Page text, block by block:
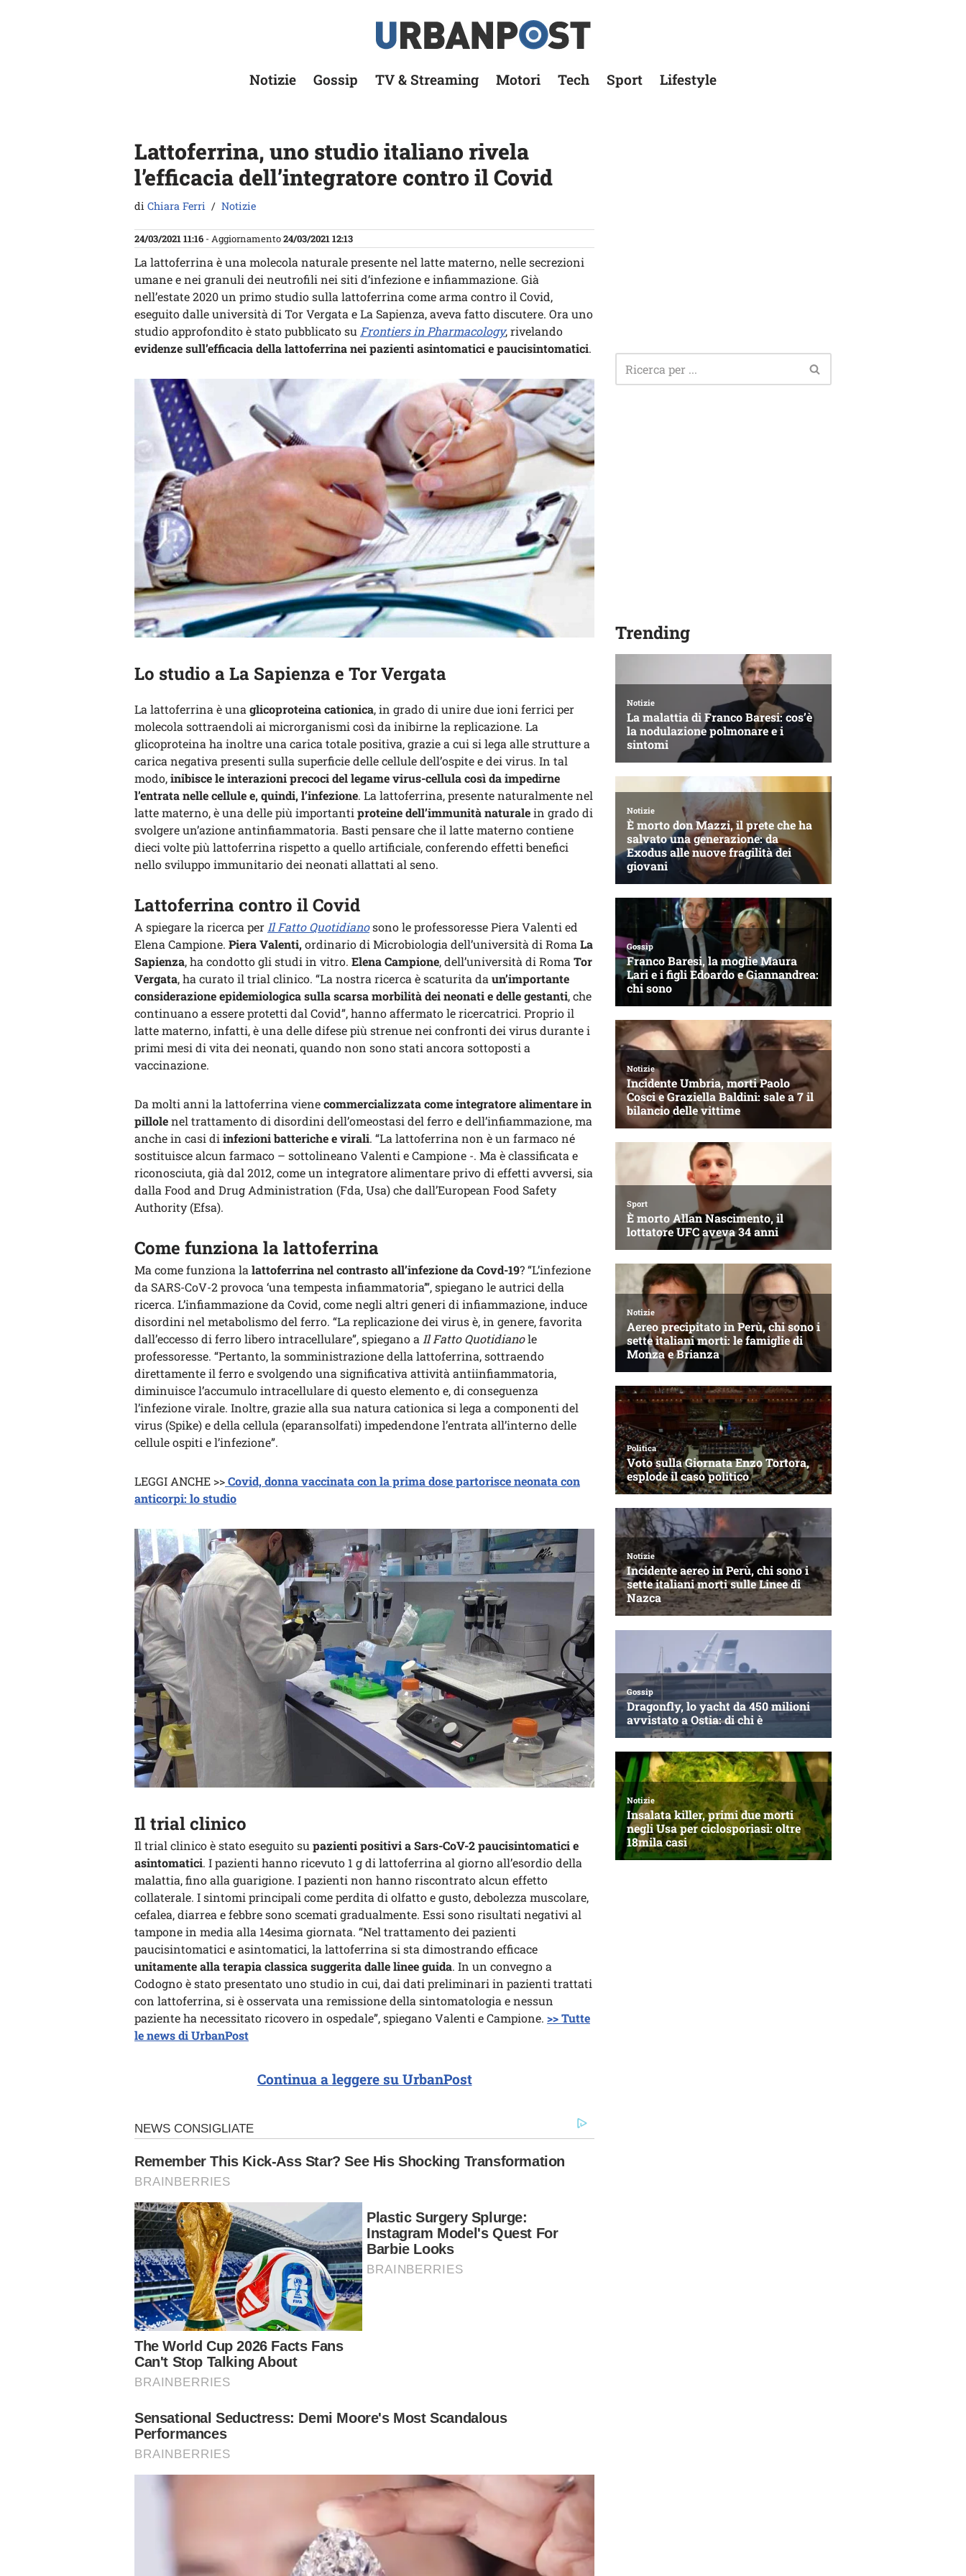
Notizie Gossip TV & Streaming Motori Tech Sport Lifestyle
Lattoferrina, uno studio italiano rivela
l’efficacia dell’integratore contro il Covid
di Chiara Ferri Notizie
24/03/2021 11:16 - Aggiornamento24/03/2021 12:13
La lattoferrina è una molecola naturale presente nel latte materno, nelle secrezioni
umane e nei granuli dei neutrofili nei siti d’infezione e infiammazione. Già
nell’estate 2020 un primo studio sulla lattoferrina come arma contro il Covid,
eseguito dalle università di Tor Vergata e La Sapienza, aveva fatto discutere. Ora uno
studio approfondito è stato pubblicato su Frontiers in Pharmacology, rivelando
evidenze sull’efficacia della lattoferrina nei pazienti asintomatici e paucisintomatici.
Lo studio a La Sapienza e Tor Vergata
La lattoferrina è una glicoproteina cationica, in grado di unire due ioni ferrici per
molecola sottraendoli ai microrganismi così da inibirne la replicazione. La
glicoproteina ha inoltre una carica totale positiva, grazie a cui si lega alle strutture a
carica negativa presenti sulla superficie delle cellule dell’ospite e dei virus. In tal
modo,inibisce le interazioni precoci del legame virus-cellula così da impedirne
l’entrata nelle cellule e, quindi, l’infezione. La lattoferrina, presente naturalmente nel
latte materno, è una delle più importanti proteine dell’immunità naturalein grado di
svolgere un’azione antinfiammatoria. Basti pensare che il latte materno contiene
dieci volte più lattoferrina rispetto a quello artificiale, conferendo effetti benefici
nello sviluppo immunitario dei neonati allattati al seno.
Lattoferrina contro il Covid
A spiegare la ricerca per Il Fatto Quotidianosono le professoresse Piera Valenti ed
Elena Campione. Piera Valenti,ordinario di Microbiologia dell’università di Roma La
Sapienza, ha condotto gli studi in vitro. Elena Campione, dell’università di Roma Tor
Vergata, ha curato il trial clinico. “La nostra ricerca è scaturita da un’importante
considerazione epidemiologica sulla scarsa morbilità dei neonati e delle gestanti, che
continuano a essere protetti dal Covid”, hanno affermato le ricercatrici. Proprio il
latte materno, infatti, è una delle difese più strenue nei confronti dei virus durante i
primi mesi di vita dei neonati, quando non sono stati ancora sottoposti a
vaccinazione.
Da molti anni la lattoferrina vienecommercializzata come integratore alimentare in
pillolenel trattamento di disordini dell’omeostasi del ferro e dell’infiammazione, ma
anche in casi di infezioni batteriche e virali. “La lattoferrina non è un farmaco né
sostituisce alcun farmaco – sottolineano Valenti e Campione -. Ma è classificata e
riconosciuta, già dal 2012, come un integratore alimentare privo di effetti avversi, sia
dalla Food and Drug Administration (Fda, Usa) che dall’European Food Safety
Authority (Efsa).
Come funziona la lattoferrina
Ma come funziona la lattoferrina nel contrasto all’infezione da Covd-19? “L’infezione
da SARS-CoV-2 provoca ‘una tempesta infiammatoria’”, spiegano le autrici della
ricerca. L’infiammazione da Covid, come negli altri generi di infiammazione, induce
disordini nel metabolismo del ferro. “La replicazione dei virus è, in genere, favorita
dall’eccesso di ferro libero intracellulare”, spiegano a Il Fatto Quotidianole
professoresse. “Pertanto, la somministrazione della lattoferrina, sottraendo
direttamente il ferro e svolgendo una significativa attività antiinfiammatoria,
diminuisce l’accumulo intracellulare di questo elemento e, di conseguenza
l’infezione virale. Inoltre, grazie alla sua natura cationica si lega a componenti del
virus (Spike) e della cellula (eparansolfati) impedendone l’entrata all’interno delle
cellule ospiti e l’infezione”.
LEGGI ANCHE >>Covid, donna vaccinata con la prima dose partorisce neonata con
anticorpi: lo studio
Il trial clinico
Il trial clinico è stato eseguito su pazienti positivi a Sars-CoV-2 paucisintomatici e
asintomatici. I pazienti hanno ricevuto 1 g di lattoferrina al giorno all’esordio della
malattia, fino alla guarigione. I pazienti non hanno riscontrato alcun effetto
collaterale. I sintomi principali come perdita di olfatto e gusto, debolezza muscolare,
cefalea, diarrea e febbre sono scemati gradualmente. Essi sono risultati negativi al
tampone in media alla 14esima giornata. “Nel trattamento dei pazienti
paucisintomatici e asintomatici, la lattoferrina si sta dimostrando efficace
unitamente alla terapia classica suggerita dalle linee guida. In un convegno a
Codogno è stato presentato uno studio in cui, dai dati preliminari in pazienti trattati
con lattoferrina, si è osservata una remissione della sintomatologia e nessun
paziente ha necessitato ricovero in ospedale”, spiegano Valenti e Campione. >> Tutte
le news di UrbanPost
Continua a leggere su UrbanPost
Trending